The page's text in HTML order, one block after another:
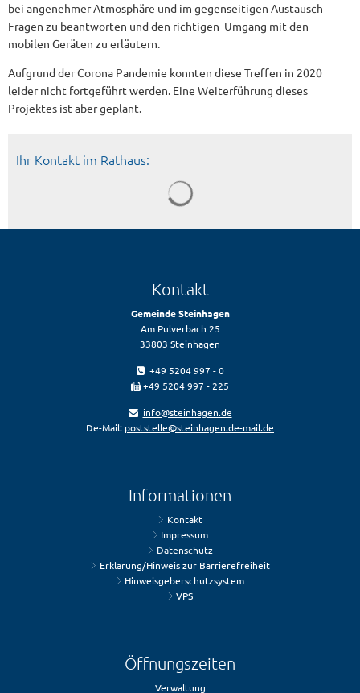
bei angenehmer Atmosphäre und im gegenseitigen Austausch
Fragen zu beantworten und den richtigen Umgang mit den
mobilen Geräten zu erläutern.
Aufgrund der Corona Pandemie konnten diese Treffen in 2020
leider nicht fortgeführt werden. Eine Weiterführung dieses
Projektes ist aber geplant.
Ihr Kontakt im Rathaus:
Kontakt
Gemeinde Steinhagen
Am Pulverbach 25
33803 Steinhagen
+49 5204 997 - 0
+49 5204 997 - 225
info@steinhagen.de
De-Mail: poststelle@steinhagen.de-mail.de
Informationen
Kontakt
Impressum
Datenschutz
Erklärung/Hinweis zur Barrierefreiheit
Hinweisgeberschutzsystem
VPS
Öffnungszeiten
Verwaltung